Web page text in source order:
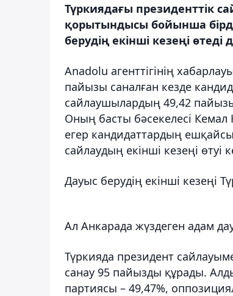
Түркиядағы президенттік
қорытындысы бойынша
берудің екінші кезеңі
Anadolu агенттігінің
пайызы саналған кезде
сайлаушылардың 49,42 пайызы
Оның басты бәсекелесі
егер кандидаттардың
сайлаудың екінші кезеңі өтуі
Дауыс берудің екінші кезеңі
Ал Анкарада жүздеген адам
Түркияда президент
санау 95 пайызды құрады.
партиясы – 49,47%,